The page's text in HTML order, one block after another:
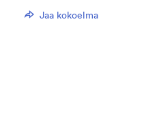
Jaa kokoelma